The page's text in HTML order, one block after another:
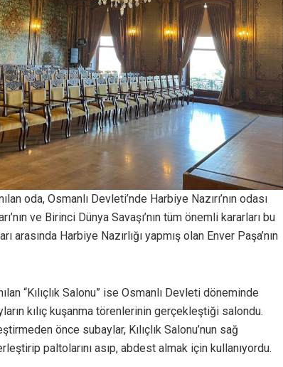
oda, Osmanlı Devleti’nde Harbiye Nazırı’nın odası
ve Birinci Dünya Savaşı’nın tüm önemli kararları bu
arasında Harbiye Nazırlığı yapmış olan Enver Paşa’nın
“Kılıçlık Salonu” ise Osmanlı Devleti döneminde
kılıç kuşanma törenlerinin gerçekleştiği salondu.
önce subaylar, Kılıçlık Salonu’nun sağ
paltolarını asıp, abdest almak için kullanıyordu.